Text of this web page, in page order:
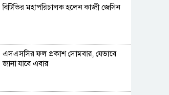
বিটিভির মহাপরিচালক হলেন কাজী জেসিন
এসএসসির ফল প্রকাশ সোমবার, যেভাবে
জানা যাবে এবার